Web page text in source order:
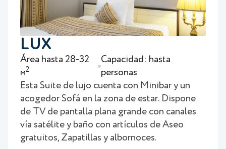
LUX
Área hasta 28-32
м2
Capacidad: hasta
personas
Esta Suite de lujo cuenta con Minibar y un
acogedor Sofá en la zona de estar. Dispone
de TV de pantalla plana grande con canales
vía satélite y baño con artículos de Aseo
gratuitos, Zapatillas y albornoces.